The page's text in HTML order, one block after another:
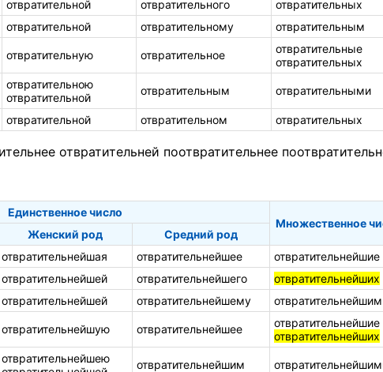
отвратительной отвратительного
отвратительных
отвратительной отвратительному отвратительным
отвратительную отвратительное
отвратительные
отвратительных
отвратительною
отвратительной
отвратительным отвратительными
отвратительной отвратительном отвратительных
отвратительней поотвратительнее
Единственное число
Множественное
Женский род
Средний род
отвратительнейшая отвратительнейшее
отвратительнейшие
отвратительнейшей отвратительнейшего
отвратительнейших
отвратительнейшей отвратительнейшему отвратительнейшим
отвратительнейшую отвратительнейшее
отвратительнейшие
отвратительнейших
отвратительнейшею
отвратительнейшим